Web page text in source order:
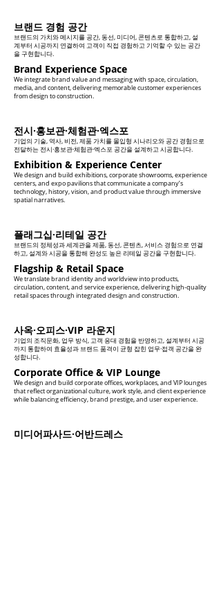
브랜드 경험 공간
브랜드의 가치와 메시지를 공간, 동선, 미디어, 콘텐츠로 통합하고, 설
계부터 시공까지 연결하여 고객이 직접 경험하고 기억할 수 있는 공간
을 구현합니다.
Brand Experience Space
We integrate brand value and messaging with space, circulation,
media, and content, delivering memorable customer experiences
from design to construction.
전시·홍보관·체험관·엑스포
기업의 기술, 역사, 비전, 제품 가치를 몰입형 시나리오와 공간 경험으로
전달하는 전시·홍보관·체험관·엑스포 공간을 설계하고 시공합니다.
Exhibition & Experience Center
We design and build exhibitions, corporate showrooms, experience
centers, and expo pavilions that communicate a company’s
technology, history, vision, and product value through immersive
spatial narratives.
플래그십·리테일 공간
브랜드의 정체성과 세계관을 제품, 동선, 콘텐츠, 서비스 경험으로 연결
하고, 설계와 시공을 통합해 완성도 높은 리테일 공간을 구현합니다.
Flagship & Retail Space
We translate brand identity and worldview into products,
circulation, content, and service experience, delivering high-quality
retail spaces through integrated design and construction.
사옥·오피스·VIP 라운지
기업의 조직문화, 업무 방식, 고객 응대 경험을 반영하고, 설계부터 시공
까지 통합하여 효율성과 브랜드 품격이 균형 잡힌 업무·접객 공간을 완
성합니다.
Corporate Office & VIP Lounge
We design and build corporate offices, workplaces, and VIP lounges
that reflect organizational culture, work style, and client experience
while balancing efficiency, brand prestige, and user experience.
미디어파사드·어반드레스